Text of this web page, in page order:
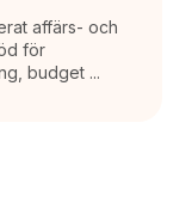
affärs- och
för
budget ...